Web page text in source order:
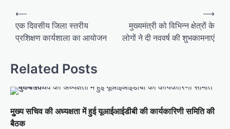
Post
navigation
⟵
एक दिवसीय जिला स्तरीय
प्रशिक्षण कार्यशाला का आयोजन
मुख्यमंत्री को विभिन्न क्षेत्रों के
लोगों ने दी नववर्ष की शुभकामनाएं
⟶
Related Posts
मुुख्य सचिव की अध्यक्षता में हुई यूआईआईडीबी की कार्यकारिणी समिति की
बैठक